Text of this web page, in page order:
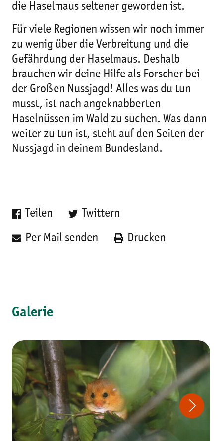
die Haselmaus seltener geworden ist.
Für viele Regionen wissen wir noch immer
zu wenig über die Verbreitung und die
Gefährdung der Haselmaus. Deshalb
brauchen wir deine Hilfe als Forscher bei
der Großen Nussjagd! Alles was du tun
musst, ist nach angeknabberten
Haselnüssen im Wald zu suchen. Was dann
weiter zu tun ist, steht auf den Seiten der
Nussjagd in deinem Bundesland.
Teilen Twittern
Per Mail senden Drucken
Galerie